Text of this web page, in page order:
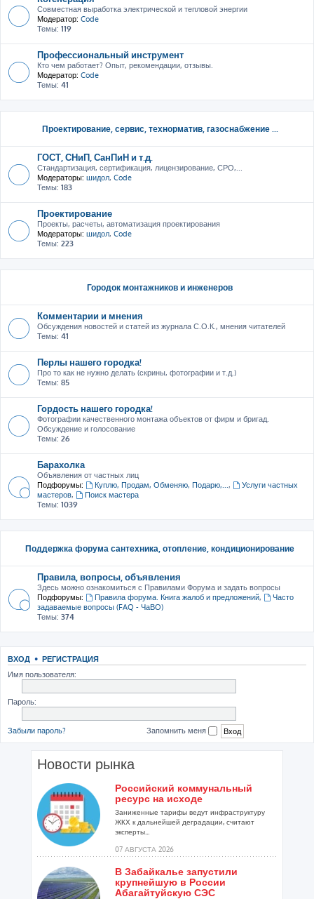
Совместная выработка электрической и тепловой энергии
Модератор: Code
Темы: 119
Профессиональный инструмент
Кто чем работает? Опыт, рекомендации, отзывы.
Модератор: Code
Темы: 41
Проектирование, сервис, тeхнорматив, газоснабжение ...
ГОСТ, СНиП, СанПиН и т.д.
Стандартизация, сертификация, лицензирование, СРО,...
Модераторы: шидол, Code
Темы: 183
Проектирование
Проекты, расчеты, автоматизация проектирования
Модераторы: шидол, Code
Темы: 223
Городок монтажников и инженеров
Комментарии и мнения
Обсуждения новостей и статей из журнала С.О.К., мнения читателей
Темы: 41
Перлы нашего городка!
Про то как не нужно делать (скрины, фотографии и т.д.)
Темы: 85
Гордость нашего городка!
Фотографии качественного монтажа объектов от фирм и бригад.
Обсуждение и голосование
Темы: 26
Барахолка
Объявления от частных лиц
Подфорумы:
Куплю, Продам, Обменяю, Подарю,...,
Услуги частных
мастеров,
Поиск мастера
Темы: 1039
Поддержка форума сантехника, отопление, кондиционирование
Правила, вопросы, объявления
Здесь можно ознакомиться с Правилами Форума и задать вопросы
Подфорумы:
Правила форума. Книга жалоб и предложений,
Часто
задаваемые вопросы (FAQ - ЧаВО)
Темы: 374
ВХОД • РЕГИСТРАЦИЯ
Имя пользователя:
Пароль:
Забыли пароль? Запомнить меня
Новости рынка
Российский коммунальный
ресурс на исходе
Заниженные тарифы ведут инфраструктуру
ЖКХ к дальнейшей деградации, считают
эксперты...
07 АВГУСТА 2026
В Забайкалье запустили
крупнейшую в России
Абагайтуйскую СЭС